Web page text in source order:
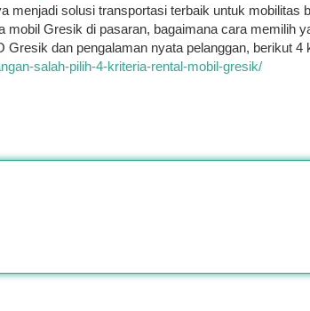
menjadi solusi transportasi terbaik untuk mobilitas
mobil Gresik di pasaran, bagaimana cara memilih
Gresik dan pengalaman nyata pelanggan, berikut 4
salah-pilih-4-kriteria-rental-mobil-gresik/